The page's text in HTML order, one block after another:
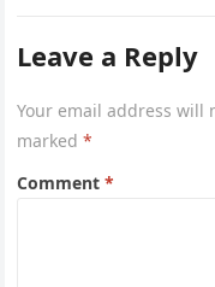
Leave a Reply
Your email address will
marked*
Comment*